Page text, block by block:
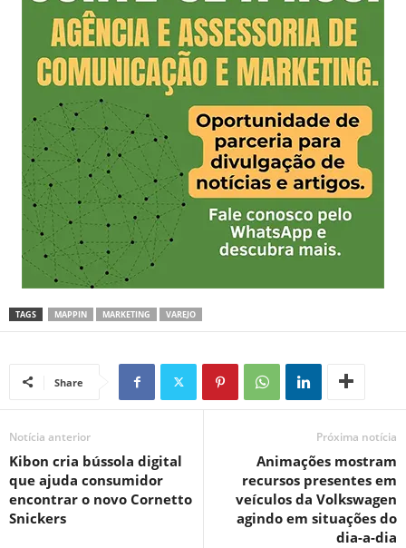
TAGS MAPPIN MARKETING VAREJO
Share
Notícia anterior
Kibon cria bússola digital
que ajuda consumidor
encontrar o novo Cornetto
Snickers
Próxima notícia
Animações mostram
recursos presentes em
veículos da Volkswagen
agindo em situações do
dia-a-dia